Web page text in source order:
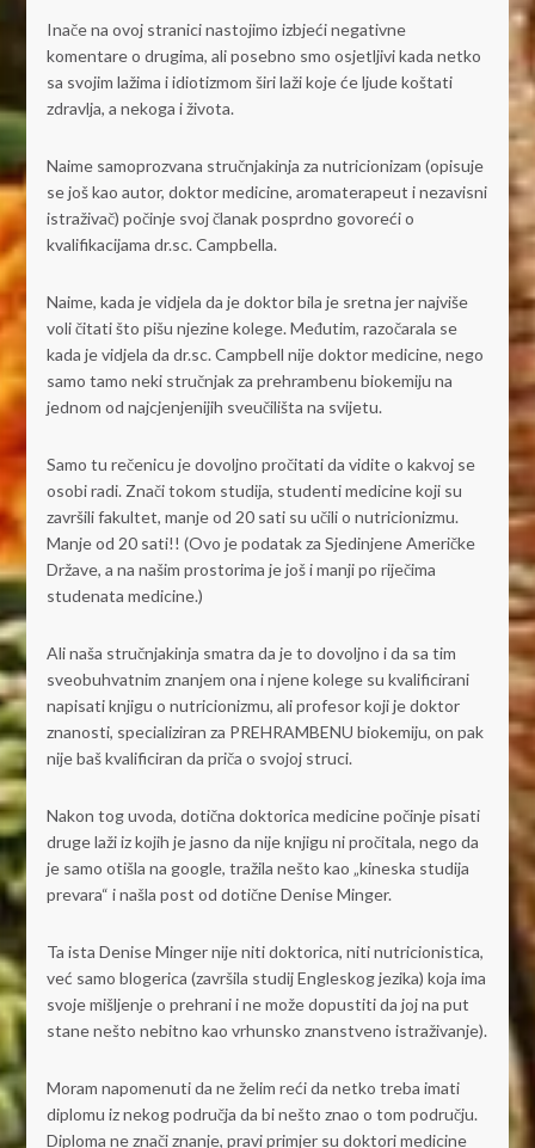
Inače na ovoj stranici nastojimo izbjeći negativne
komentare o drugima, ali posebno smo osjetljivi kada netko
sa svojim lažima i idiotizmom širi laži koje će ljude koštati
zdravlja, a nekoga i života.
Naime samoprozvana stručnjakinja za nutricionizam (opisuje
se još kao autor, doktor medicine, aromaterapeut i nezavisni
istraživač) počinje svoj članak posprdno govoreći o
kvalifikacijama dr.sc. Campbella.
Naime, kada je vidjela da je doktor bila je sretna jer najviše
voli čitati što pišu njezine kolege. Međutim, razočarala se
kada je vidjela da dr.sc. Campbell nije doktor medicine, nego
samo tamo neki stručnjak za prehrambenu biokemiju na
jednom od najcjenjenijih sveučilišta na svijetu.
Samo tu rečenicu je dovoljno pročitati da vidite o kakvoj se
osobi radi. Znači tokom studija, studenti medicine koji su
završili fakultet, manje od 20 sati su učili o nutricionizmu.
Manje od 20 sati!! (Ovo je podatak za Sjedinjene Američke
Države, a na našim prostorima je još i manji po riječima
studenata medicine.)
Ali naša stručnjakinja smatra da je to dovoljno i da sa tim
sveobuhvatnim znanjem ona i njene kolege su kvalificirani
napisati knjigu o nutricionizmu, ali profesor koji je doktor
znanosti, specializiran za PREHRAMBENU biokemiju, on pak
nije baš kvalificiran da priča o svojoj struci.
Nakon tog uvoda, dotična doktorica medicine počinje pisati
druge laži iz kojih je jasno da nije knjigu ni pročitala, nego da
je samo otišla na google, tražila nešto kao „kineska studija
prevara“ i našla post od dotične Denise Minger.
Ta ista Denise Minger nije niti doktorica, niti nutricionistica,
već samo blogerica (završila studij Engleskog jezika) koja ima
svoje mišljenje o prehrani i ne može dopustiti da joj na put
stane nešto nebitno kao vrhunsko znanstveno istraživanje).
Moram napomenuti da ne želim reći da netko treba imati
diplomu iz nekog područja da bi nešto znao o tom području.
Diploma ne znači znanje, pravi primjer su doktori medicine